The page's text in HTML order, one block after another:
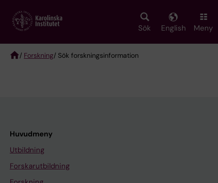
main
Sök English Meny
/ Forskning/ Sök forskningsinformation
Huvudmeny
Utbildning
Forskarutbildning